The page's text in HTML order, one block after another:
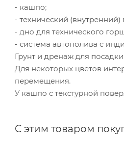
- кашпо;
- технический
- дно для технического
- система автополива с
Грунт и дренаж для
Для некоторых цветов
перемещения.
У кашпо с текстурной
С этим товаром